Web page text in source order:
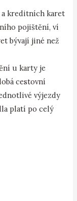
a kreditních karet
pojištění, ví
bývají jiné než
u karty je
cestovní
výjezdy
platí po celý